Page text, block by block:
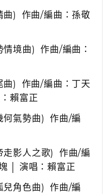
曲) 作曲/編曲：孫敬
情境曲) 作曲/編曲：
曲) 作曲/編曲： 丁天
賴富正
何氣勢曲) 作曲/編
影人之歌) 作曲/編
│ 演唱：賴富正
兒角色曲) 作曲/編